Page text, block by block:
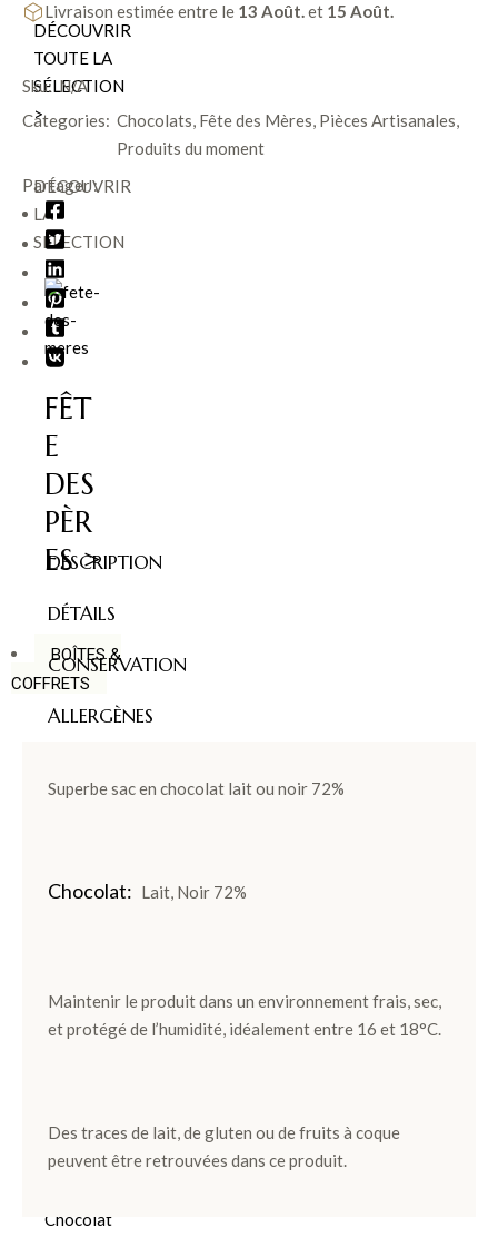
DÉCOUVRIR
TOUTE LA
SÉLECTION
>
DÉCOUVRIR
LA
SÉLECTION
FÊT
E
DES
PÈR
ES >
BOÎTES &
COFFRETS
de
et
de
plantation
Chocolat
Noir
Chocolat
Livraison estimée entre le 13 Août.et 15 Août.
Sku: N/A
Categories: Chocolats, Fête des Mères, Pièces Artisanales,
Produits du moment
Partager :
DESCRIPTION
DÉTAILS
CONSERVATION
ALLERGÈNES
Superbe sac en chocolat lait ou noir 72%
Chocolat Lait, Noir 72%
Maintenir le produit dans un environnement frais, sec,
et protégé de l’humidité, idéalement entre 16 et 18°C.
Des traces de lait, de gluten ou de fruits à coque
peuvent être retrouvées dans ce produit.